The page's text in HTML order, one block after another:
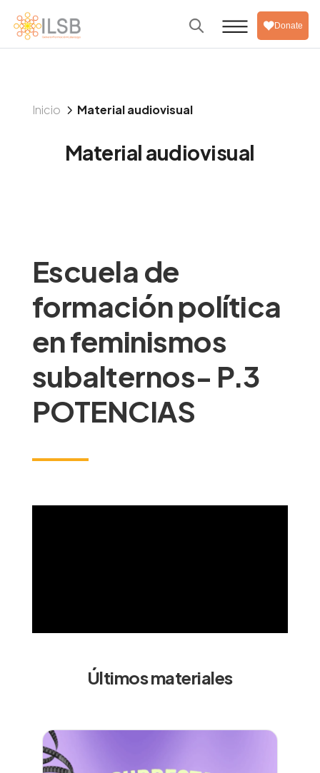
Donate
Inicio 5 Material audiovisual
Material audiovisual
Escuela de
formación política
en feminismos
subalternos- P.3
POTENCIAS
Últimos materiales